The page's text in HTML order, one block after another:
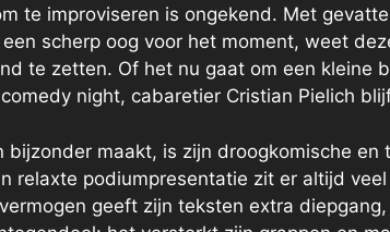
te improviseren is ongekend. Met
scherp oog voor het moment, weet
te zetten. Of het nu gaat om een kleine
night, cabaretier Cristian Pielich
bijzonder maakt, is zijn droogkomische
relaxte podiumpresentatie zit er altijd
geeft zijn teksten extra